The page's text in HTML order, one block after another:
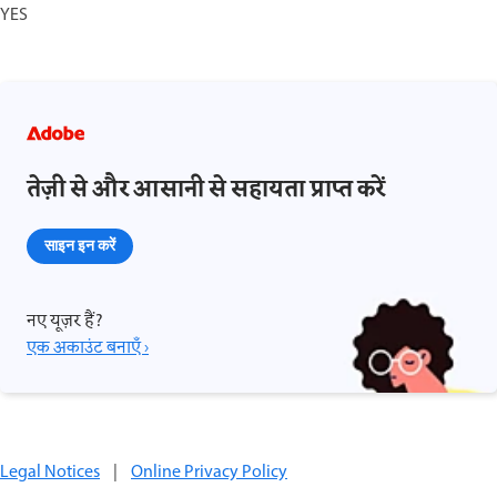
YES
तेज़ी से और आसानी से सहायता प्राप्त करें
साइन इन करें
नए यूज़र हैं?
एक अकाउंट बनाएँ ›
Legal Notices | Online Privacy Policy